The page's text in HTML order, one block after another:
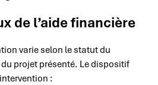
de l’aide financière
varie selon le statut du
projet présenté. Le dispositif
: